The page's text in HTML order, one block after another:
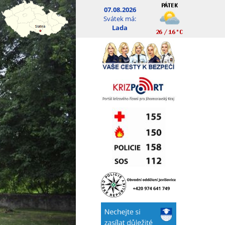
07.08.2026
Svátek má:
Lada